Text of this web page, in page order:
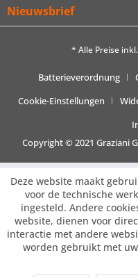
Nieuwsbrief
* Alle Preise
Batterieverordnung
Cookie-Einstellungen
Copyright © 2021 Graziani
Deze website maakt
voor de technische
ingesteld. Andere
website, dienen voor
interactie met andere
worden gebruikt met